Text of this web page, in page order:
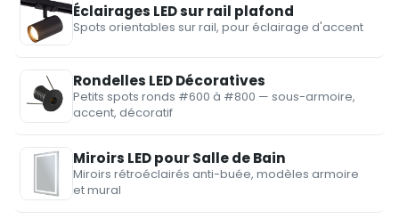
Éclairages LED sur rail plafond
Spots orientables sur rail, pour éclairage d'accent
Rondelles LED Décoratives
Petits spots ronds #600 à #800 — sous-armoire,
accent, décoratif
Miroirs LED pour Salle de Bain
Miroirs rétroéclairés anti-buée, modèles armoire
et mural